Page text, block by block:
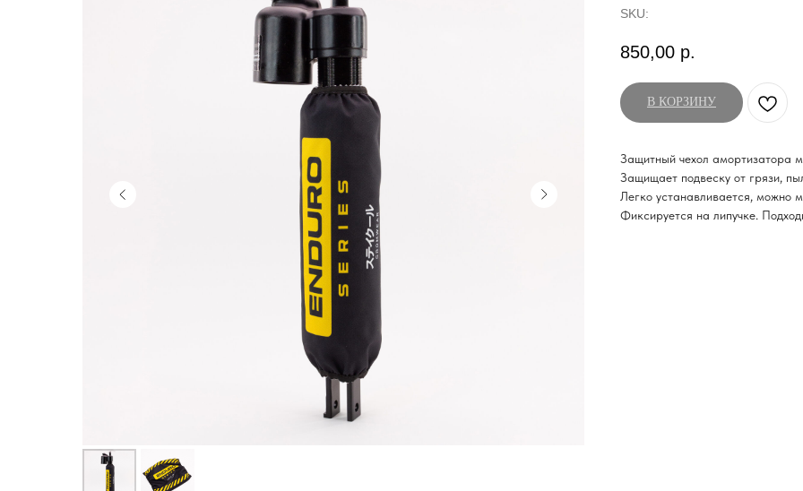
SKU:
850,00 р.
В КОРЗИНУ
Защитный чехол амортизатора
Защищает подвеску от грязи,
Легко устанавливается, можно
Фиксируется на липучке.